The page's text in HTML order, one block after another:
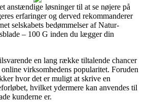
anstændige løsninger til at se nøjere på
erfaringer og derved rekommanderer
selskabets bedømmelser af Natur-
– 100 G inden du lægger din
en lang række tiltalende chancer
virksomhedens popularitet. Foruden
hvor det er muligt at skrive en
hvilket ydermere kan anvendes til
kunderne er.